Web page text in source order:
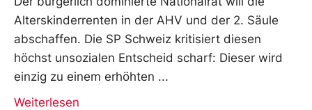
Alterskinderrenten in der AHV und der 2. Säule
abschaffen. Die SP Schweiz kritisiert diesen
höchst unsozialen Entscheid scharf: Dieser wird
einzig zu einem erhöhten
Weiterlesen